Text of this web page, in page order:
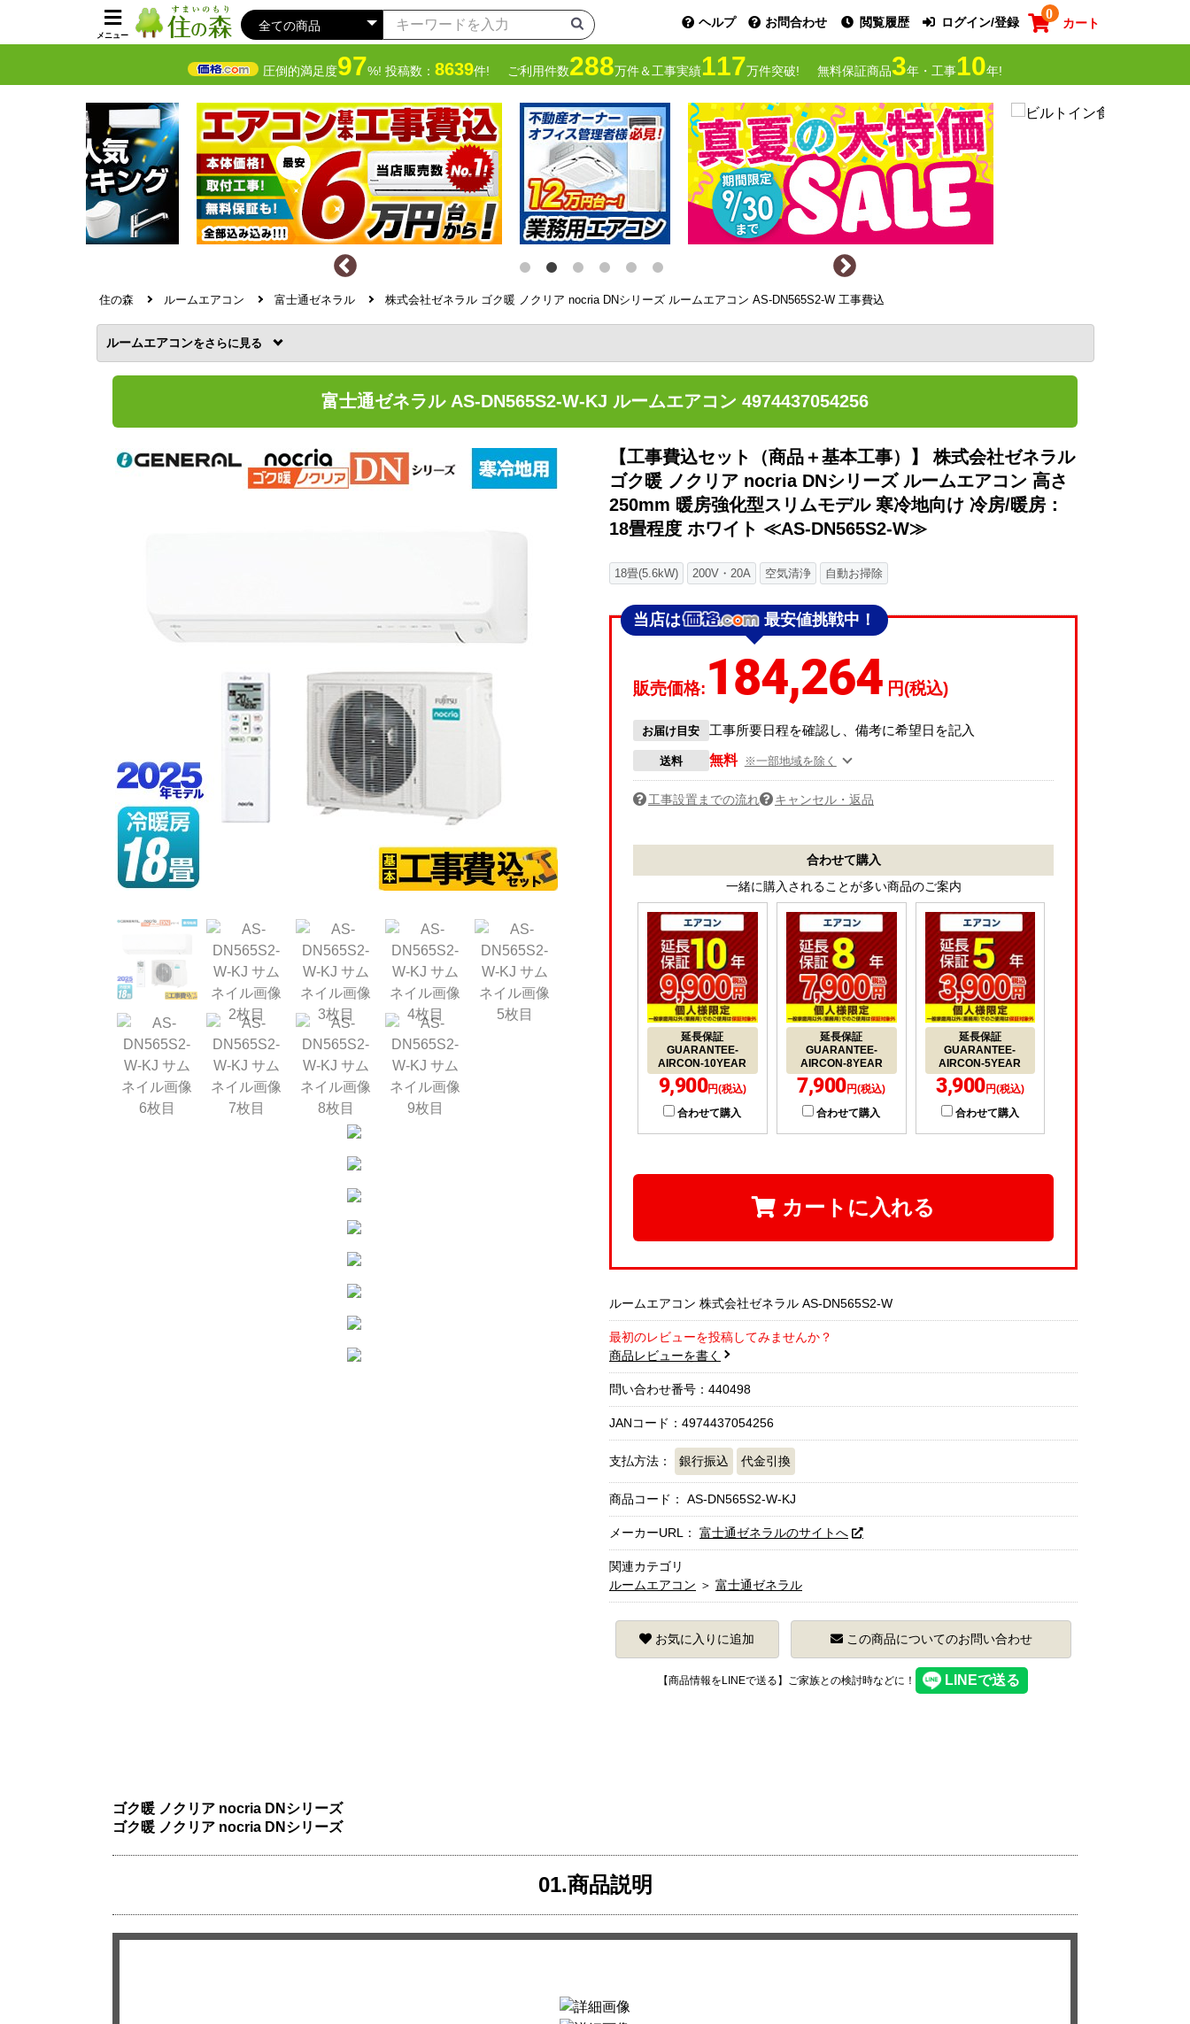
メニュー
ヘルプ お問合わせ 閲覧履歴 ログイン/登録
0
カート
圧倒的満足度97%! 投稿数： 8639件! ご利用件数288万件＆工事実績117万件突破! 無料保証商品3年・工事10年!
住の森 ルームエアコン 富士通ゼネラル 株式会社ゼネラル ゴク暖 ノクリア nocria DNシリーズ ルームエアコン AS-DN565S2-W 工事費込
ルームエアコンを
富士通ゼネラル AS-DN565S2-W-KJ ルームエアコン 4974437054256
【工事費込セット（商品＋基本工事）】 株式会社ゼネラル
ゴク暖 ノクリア nocria DNシリーズ ルームエアコン 高さ
250mm 暖房強化型スリムモデル 寒冷地向け 冷房/暖房：
18畳程度 ホワイト ≪AS-DN565S2-W≫
18畳(5.6kW) 200V・20A 空気清浄 自動お掃除
当店は 最安値挑戦中！
販売価格: 184,264 円(税込)
お届け目安 工事所要日程を確認し、備考に希望日を記入
送料 無料 ※一部地域を除く
工事設置までの流れ キャンセル・返品
合わせて購入
一緒に購入されることが多い商品のご案内
延長保証
GUARANTEE-
AIRCON-10YEAR
9,900円(税込)
合わせて購入
延長保証
GUARANTEE-
AIRCON-8YEAR
7,900円(税込)
合わせて購入
延長保証
GUARANTEE-
AIRCON-5YEAR
3,900円(税込)
合わせて購入
カートに入れる
ルームエアコン 株式会社ゼネラル AS-DN565S2-W
最初のレビューを投稿してみませんか？
商品レビューを書く
問い合わせ番号：440498
JANコード：4974437054256
支払方法： 銀行振込 代金引換
商品コード： AS-DN565S2-W-KJ
メーカーURL： 富士通ゼネラルのサイトへ
関連カテゴリ
ルームエアコン ＞ 富士通ゼネラル
お気に入りに追加 この商品についてのお問い合わせ
【商品情報をLINEで送る】ご家族との検討時などに！
ゴク暖 ノクリア nocria DNシリーズ
ゴク暖 ノクリア nocria DNシリーズ
01.商品説明